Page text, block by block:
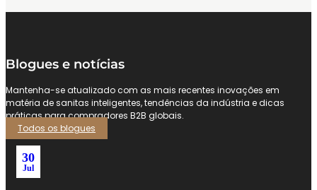
Blogues e notícias
Mantenha-se atualizado com as mais recentes inovações em
matéria de sanitas inteligentes, tendências da indústria e dicas
práticas para compradores B2B globais.
Todos os blogues
30
Jul